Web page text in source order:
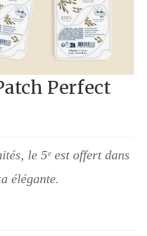
Perfect
le 5ᵉ est offert dans
élégante.